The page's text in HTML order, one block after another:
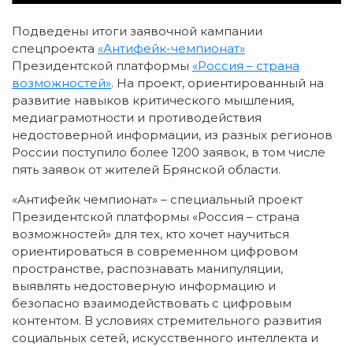
Подведены итоги заявочной кампании
спецпроекта «Антифейк-чемпионат»
Президентской платформы «Россия – страна
возможностей». На проект, ориентированный на
развитие навыков критического мышления,
медиаграмотности и противодействия
недостоверной информации, из разных регионов
России поступило более 1200 заявок, в том числе
пять заявок от жителей Брянской области.
«Антифейк чемпионат» – специальный проект
Президентской платформы «Россия – страна
возможностей» для тех, кто хочет научиться
ориентироваться в современном цифровом
пространстве, распознавать манипуляции,
выявлять недостоверную информацию и
безопасно взаимодействовать с цифровым
контентом. В условиях стремительного развития
социальных сетей, искусственного интеллекта и